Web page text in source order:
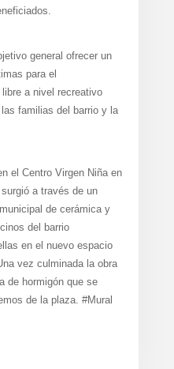
general ofrecer un
para el
a nivel recreativo
familias del barrio y la
el Centro Virgen Niña en
a través de un
de cerámica y
del barrio
en el nuevo espacio
vez culminada la obra
de hormigón que se
de la plaza. #Mural